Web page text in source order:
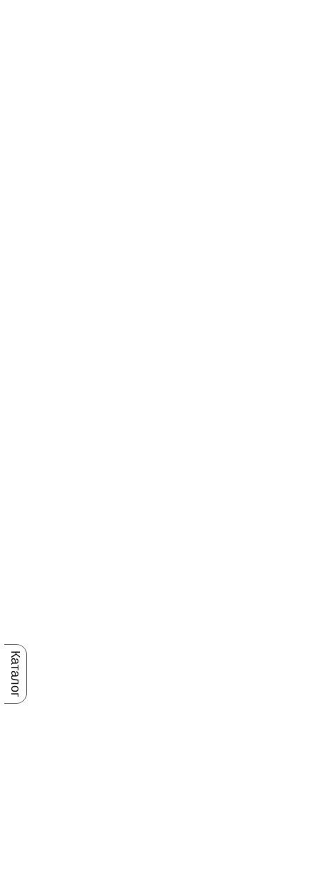
Каталог